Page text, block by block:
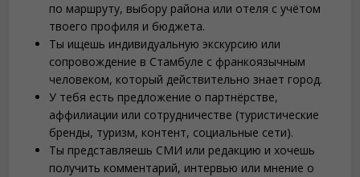
по маршруту, выбору района или отеля с учётом
твоего профиля и бюджета.
Ты ищешь индивидуальную экскурсию или
сопровождение в Стамбуле с франкоязычным
человеком, который действительно знает город.
У тебя есть предложение о партнёрстве,
аффилиации или сотрудничестве (туристические
бренды, туризм, контент, социальные сети).
Ты представляешь СМИ или редакцию и хочешь
получить комментарий, интервью или мнение о